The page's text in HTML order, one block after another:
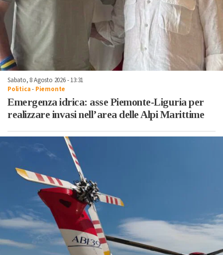
Sabato, 8 Agosto 2026 - 13:31
Politica- Piemonte
Emergenza idrica: asse Piemonte-Liguria per
realizzare invasi nell’area delle Alpi Marittime